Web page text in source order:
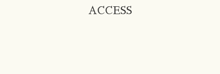
ACCESS